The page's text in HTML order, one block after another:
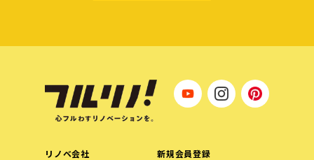
リノベ会社
新規会員登録